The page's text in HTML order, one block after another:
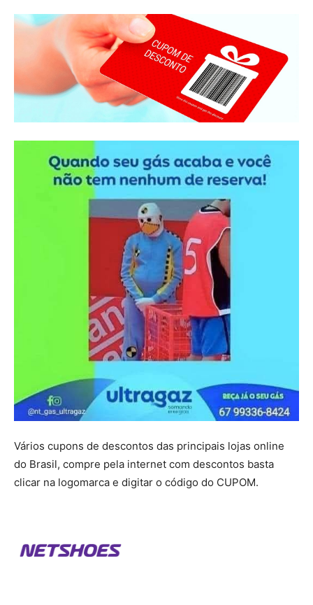
Vários cupons de descontos das principais lojas online
do Brasil, compre pela internet com descontos basta
clicar na logomarca e digitar o código do CUPOM.